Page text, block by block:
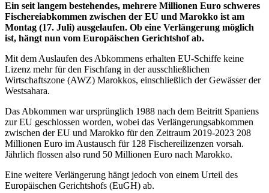
Ein seit langem bestehendes, mehrere Millionen Euro schweres
Fischereiabkommen zwischen der EU und Marokko ist am
Montag (17. Juli) ausgelaufen. Ob eine Verlängerung möglich
ist, hängt nun vom Europäischen Gerichtshof ab.
Mit dem Auslaufen des Abkommens erhalten EU-Schiffe keine
Lizenz mehr für den Fischfang in der ausschließlichen
Wirtschaftszone (AWZ) Marokkos, einschließlich der Gewässer der
Westsahara.
Das Abkommen war ursprünglich 1988 nach dem Beitritt Spaniens
zur EU geschlossen worden, wobei das Verlängerungsabkommen
zwischen der EU und Marokko für den Zeitraum 2019-2023 208
Millionen Euro im Austausch für 128 Fischereilizenzen vorsah.
Jährlich flossen also rund 50 Millionen Euro nach Marokko.
Eine weitere Verlängerung hängt jedoch von einem Urteil des
Europäischen Gerichtshofs (EuGH) ab.